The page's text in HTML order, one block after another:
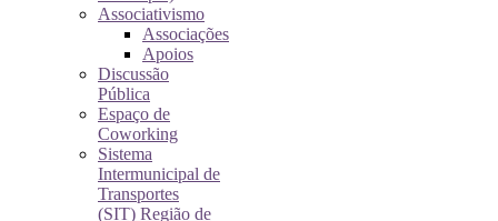
Associativismo
Associações
Apoios
Discussão
Pública
Espaço de
Coworking
Sistema
Intermunicipal de
Transportes
(SIT) Região de